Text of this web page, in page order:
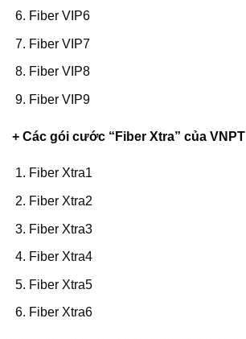
Fiber VIP6
Fiber VIP7
Fiber VIP8
Fiber VIP9
+ Các gói cước “Fiber Xtra” của VNPT
Fiber Xtra1
Fiber Xtra2
Fiber Xtra3
Fiber Xtra4
Fiber Xtra5
Fiber Xtra6